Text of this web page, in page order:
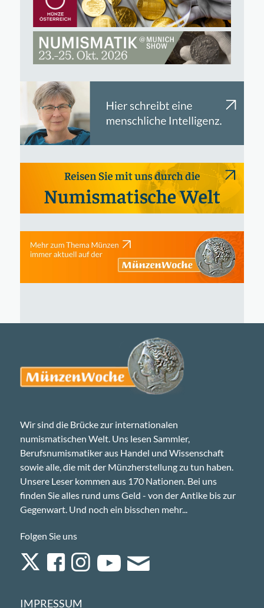
Wir sind die Brücke zur internationalen
numismatischen Welt. Uns lesen Sammler,
Berufsnumismatiker aus Handel und Wissenschaft
sowie alle, die mit der Münzherstellung zu tun haben.
Unsere Leser kommen aus 170 Nationen. Bei uns
finden Sie alles rund ums Geld - von der Antike bis zur
Gegenwart. Und noch ein bisschen mehr...
Folgen Sie uns
IMPRESSUM